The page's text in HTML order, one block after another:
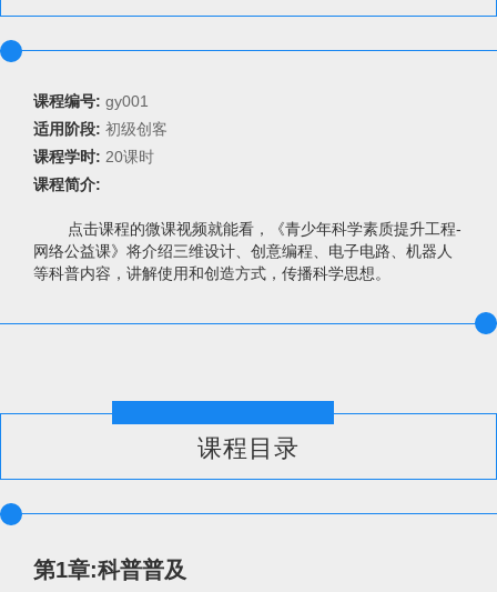
课程编号: gy001
适用阶段: 初级创客
课程学时: 20课时
课程简介:
点击课程的微课视频就能看，《青少年科学素质提升工程-
网络公益课》将介绍三维设计、创意编程、电子电路、机器人
等科普内容，讲解使用和创造方式，传播科学思想。
课程目录
第1章:科普普及